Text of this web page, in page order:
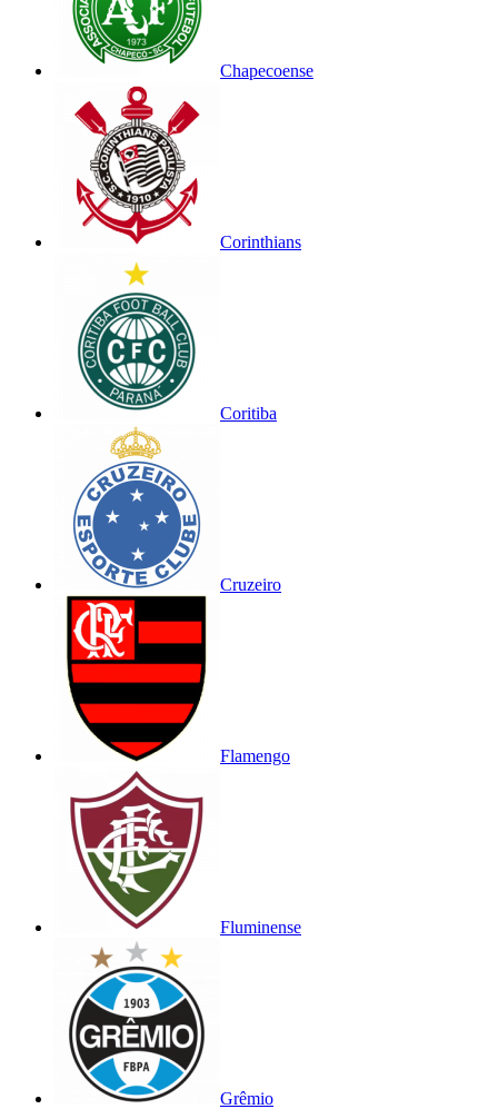
Chapecoense
Corinthians
Coritiba
Cruzeiro
Flamengo
Fluminense
Grêmio